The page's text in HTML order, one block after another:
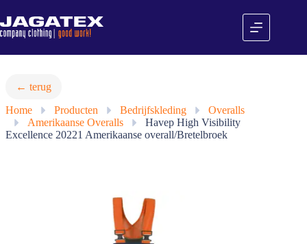
naar
de
inhoud
← terug
Home
» Producten » Bedrijfskleding »
Overalls
»
Amerikaanse Overalls »
Havep High Visibility
Excellence 20221 Amerikaanse overall/Bretelbroek